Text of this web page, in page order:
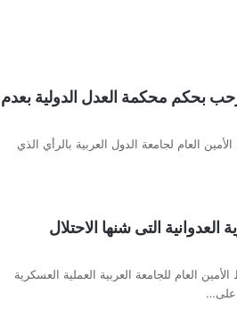
بحكم محكمة العدل الدولية بعدم
العام لجامعة الدول العربية بالرأي الذي
العدوانية التى شنها الاحتلال
العام للجامعة العربية العملية العسكرية
على…